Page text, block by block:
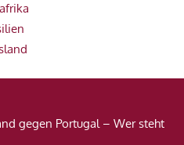
gegen Portugal – Wer steht